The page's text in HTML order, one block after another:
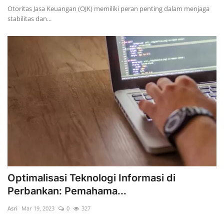
Otoritas Jasa Keuangan (OJK) memiliki peran penting dalam menjaga
stabilitas dan...
Optimalisasi Teknologi Informasi di
Perbankan: Pemahama...
Asri Mar 19, 2023 0 327